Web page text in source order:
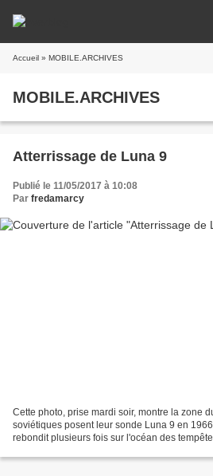
Accueil » MOBILE.ARCHIVES
MOBILE.ARCHIVES
Atterrissage de Luna 9
Publié le 11/05/2017 à 10:08
Par fredamarcy
Cette photo, prise mardi soir, montre la zone
soviétiques posent leur sonde Luna 9 en
rebondit plusieurs fois sur l'océan des